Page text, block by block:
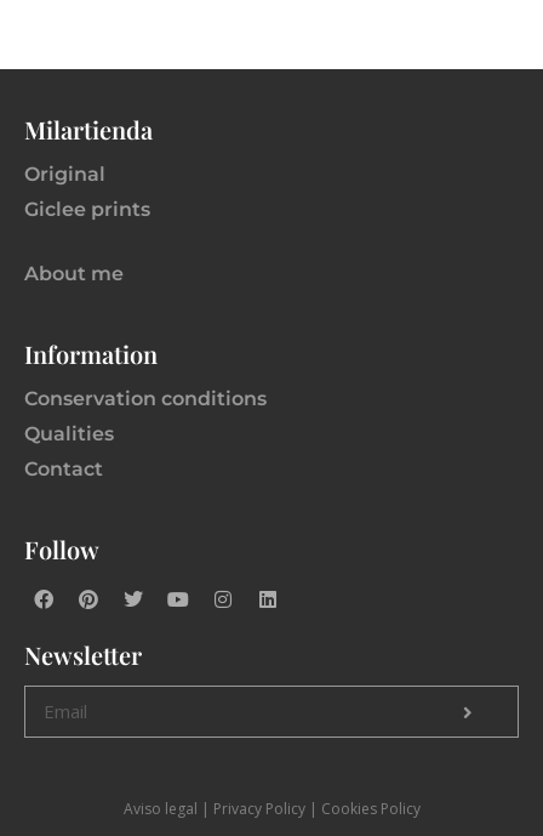
Milartienda
Original
Giclee prints
About me
Information
Conservation conditions
Qualities
Contact
Follow
Newsletter
Aviso legal | Privacy Policy | Cookies Policy